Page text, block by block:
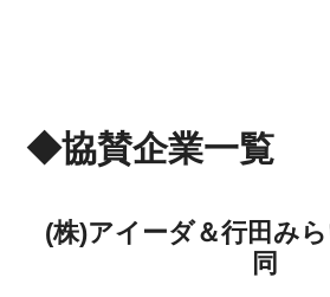
◆協賛企業一覧
(株)アイーダ＆行田み
同